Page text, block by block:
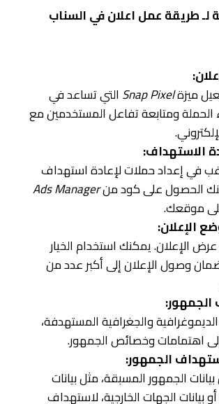
لـ طريقة عمل اعلان في السناب
ميزةSnap Pixel التي تساعد في
الحملة ومتابعة تفاعل المستخدمين مع
الاستهداف:
في إعداد حملات لإعادة استهداف
الحصول على كود منAds Manager
موقعك.
الإعلان:
الإعلان. يمكنك استخدام الخيار
وصول الإعلان إلى أكبر عدد من
والجغرافية المستهدفة،
اهتمامات وخصائص الجمهور.
الجمهور:
الجمهور المسبقة، مثل بيانات
أو بيانات الجهات الخارجية، لاستهداف